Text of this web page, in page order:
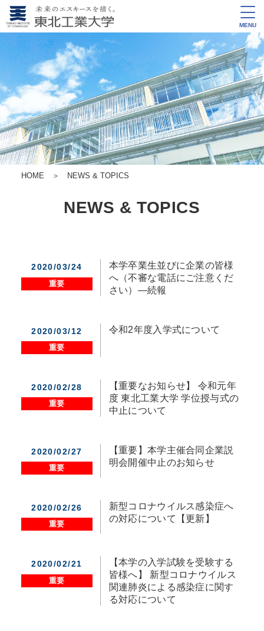
MENU
HOME ＞ NEWS & TOPICS
NEWS & TOPICS
2020/03/24
重要
本学卒業生並びに企業の皆様
へ（不審な電話にご注意くだ
さい）―続報
2020/03/12
重要
令和2年度入学式について
2020/02/28
重要
【重要なお知らせ】 令和元年
度 東北工業大学 学位授与式の
中止について
2020/02/27
重要
【重要】本学主催合同企業説
明会開催中止のお知らせ
2020/02/26
重要
新型コロナウイルス感染症へ
の対応について【更新】
2020/02/21
重要
【本学の入学試験を受験する
皆様へ】 新型コロナウイルス
関連肺炎による感染症に関す
る対応について